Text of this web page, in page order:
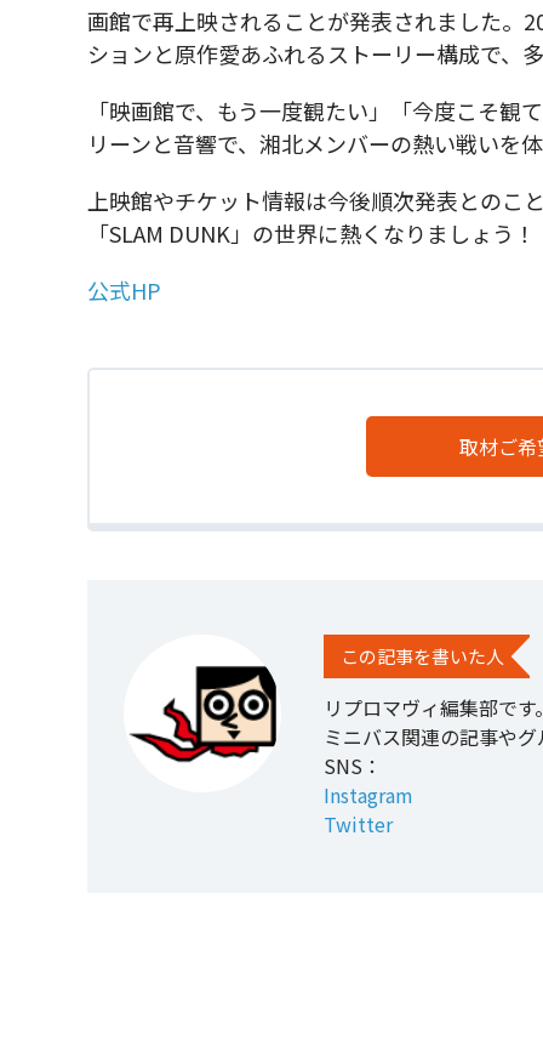
画館で再上映されることが発表されました。
ションと原作愛あふれるストーリー構成で、
「映画館で、もう一度観たい」「今度こそ
リーンと音響で、湘北メンバーの熱い戦いを
上映館やチケット情報は今後順次発表との
「SLAM DUNK」の世界に熱くなりましょう！
公式HP
取材ご
この記事を書いた人
リプロマヴィ編集部です
ミニバス関連の記事や
SNS：
Instagram
Twitter